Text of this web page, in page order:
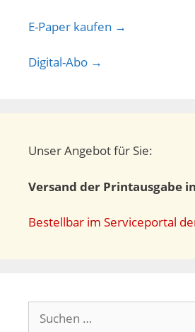
E-Paper kaufen →
Digital-Abo →
Unser Angebot für Sie:
Versand der Printausgabe
Bestellbar im Serviceportal
Suchen
nach: